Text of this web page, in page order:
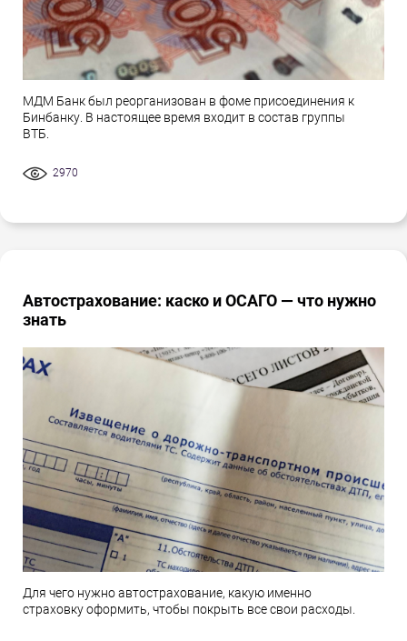
МДМ Банк был реорганизован в фоме присоединения к
Бинбанку. В настоящее время входит в состав группы
ВТБ.
2970
Автострахование: каско и ОСАГО — что нужно
знать
Для чего нужно автострахование, какую именно
страховку оформить, чтобы покрыть все свои расходы.